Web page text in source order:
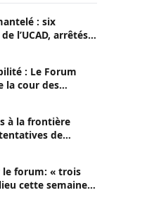
: six
l’UCAD, arrêtés à
propagé le
: Le Forum
la cour des
à la frontière
de
le forum: « trois
cette semaine à